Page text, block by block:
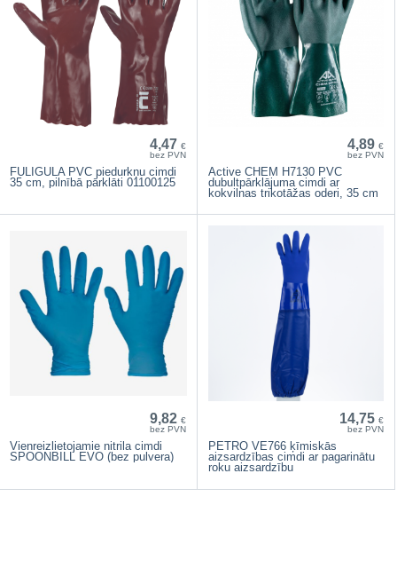
4,47 €
bez PVN
FULIGULA PVC piedurkņu cimdi
35 cm, pilnībā pārklāti 01100125
4,89 €
bez PVN
Active CHEM H7130 PVC
dubultpārklājuma cimdi ar
kokvilnas trikotāžas oderi, 35 cm
9,82 €
bez PVN
Vienreizlietojamie nitrila cimdi
SPOONBILL EVO (bez pulvera)
14,75 €
bez PVN
PETRO VE766 ķīmiskās
aizsardzības cimdi ar pagarinātu
roku aizsardzību